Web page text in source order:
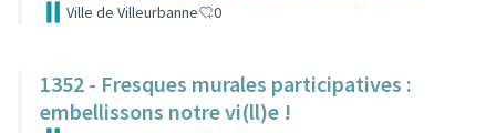
Ville de Villeurbanne 0
1352 - Fresques murales participatives :
embellissons notre vi(ll)e !